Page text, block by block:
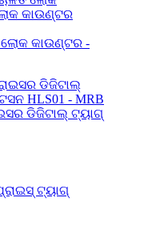
ଲୋକ କାଉଣ୍ଟର -
ଡିଜିଟାଲ୍ ଟ୍ୟାଗ୍